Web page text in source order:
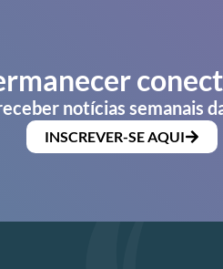
notícias semanais
INSCREVER-SE AQUI